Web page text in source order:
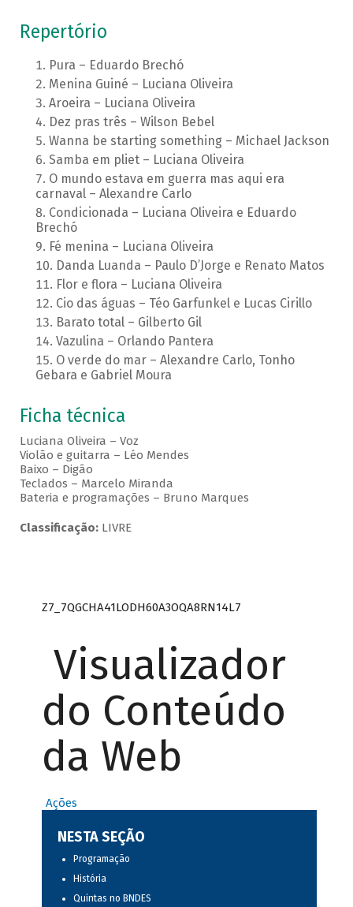
Repertório
Pura – Eduardo Brechó
Menina Guiné – Luciana Oliveira
Aroeira – Luciana Oliveira
Dez pras três – Wilson Bebel
Wanna be starting something – Michael Jackson
Samba em pliet – Luciana Oliveira
O mundo estava em guerra mas aqui era
carnaval – Alexandre Carlo
Condicionada – Luciana Oliveira e Eduardo
Brechó
Fé menina – Luciana Oliveira
Danda Luanda – Paulo D’Jorge e Renato Matos
Flor e flora – Luciana Oliveira
Cio das águas – Téo Garfunkel e Lucas Cirillo
Barato total – Gilberto Gil
Vazulina – Orlando Pantera
O verde do mar – Alexandre Carlo, Tonho
Gebara e Gabriel Moura
Ficha técnica
Luciana Oliveira – Voz
Violão e guitarra – Léo Mendes
Baixo – Digão
Teclados – Marcelo Miranda
Bateria e programações – Bruno Marques
Classificação:LIVRE
Z7_7QGCHA41LODH60A3OQA8RN14L7
Visualizador
do Conteúdo
da Web
Ações
NESTA SEÇÃO
Programação
História
Quintas no BNDES